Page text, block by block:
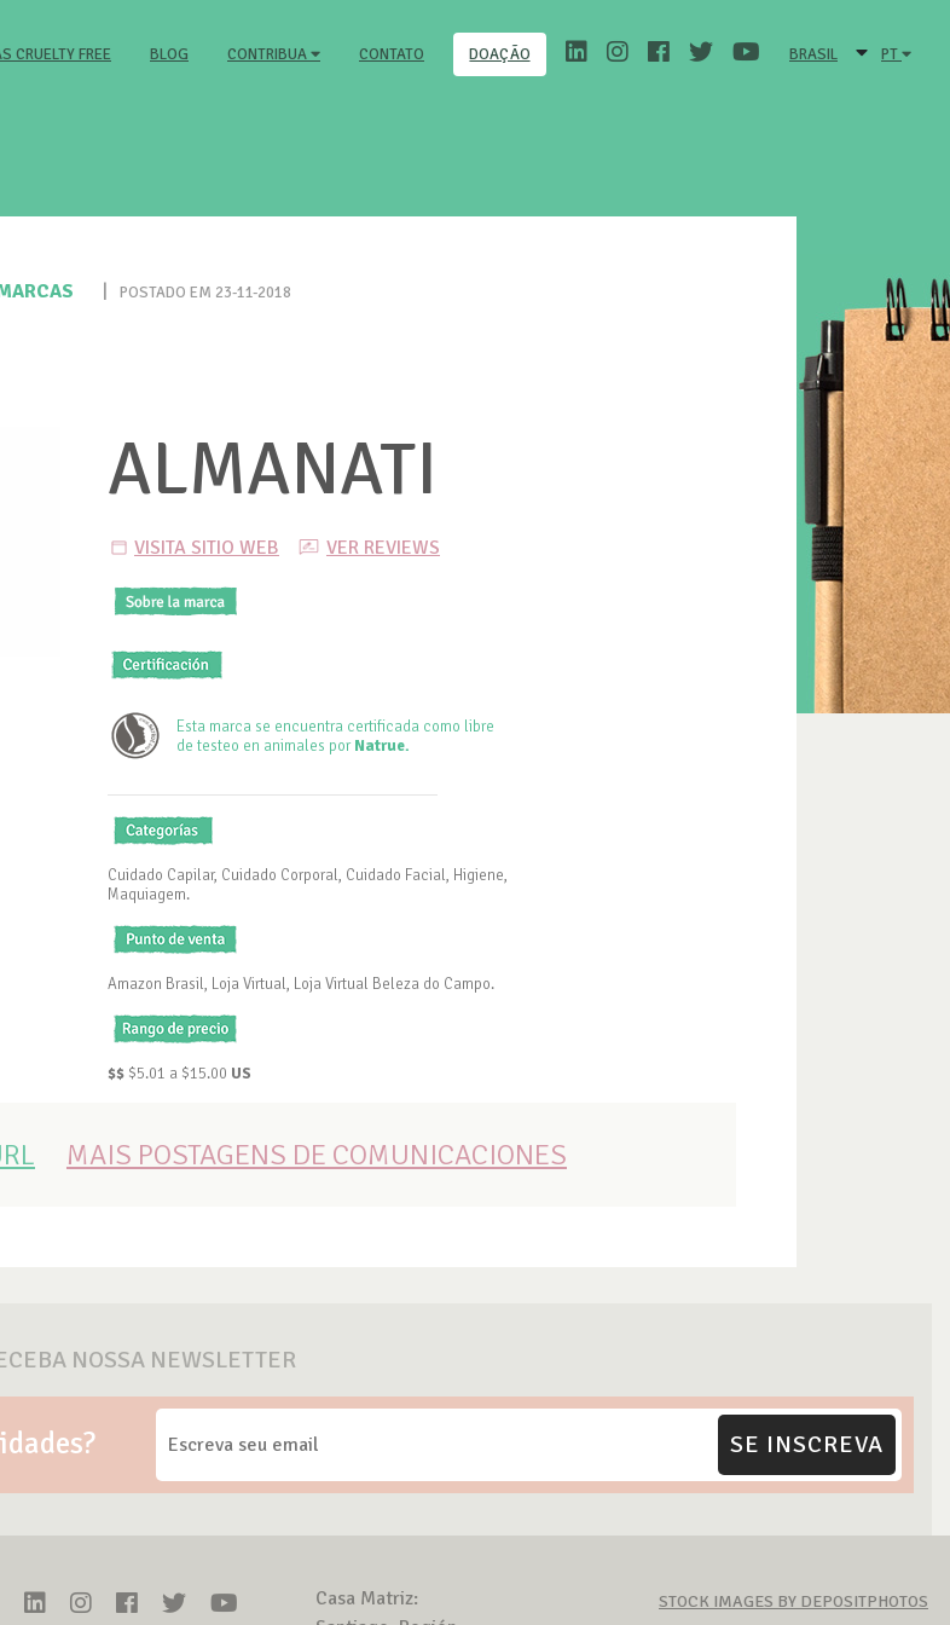
CRUELTY FREE BLOG CONTRIBUA CONTATO DOAÇÃO BRASIL PT
POSTADO EM 23-11-2018
ALMANATI
VISITA SITIO WEB VER REVIEWS
Esta marca se encuentra certificada como libre
de testeo en animales porNatrue.
Cuidado Capilar, Cuidado Corporal, Cuidado Facial, Higiene,
Maquiagem.
Amazon Brasil, Loja Virtual, Loja Virtual Beleza do Campo.
$$$5.01 a $15.00 US
MAIS POSTAGENS DE COMUNICACIONES
NOSSA NEWSLETTER
SE INSCREVA
Casa Matriz:
STOCK IMAGES BY DEPOSITPHOTOS